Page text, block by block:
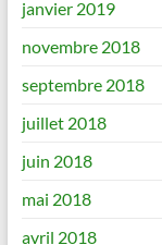
janvier 2019
novembre 2018
septembre 2018
juillet 2018
juin 2018
mai 2018
avril 2018